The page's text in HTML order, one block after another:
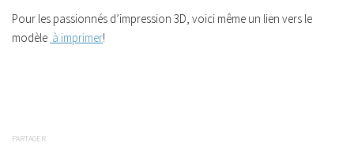
Pour les passionnés d’impression 3D, voici même un lien vers le
modèle à imprimer!
PARTAGER